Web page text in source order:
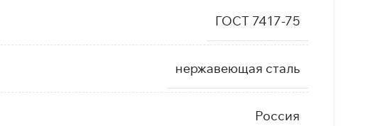
ГОСТ 7417-75
нержавеющая сталь
Россия